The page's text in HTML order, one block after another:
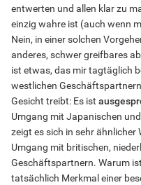
entwerten und allen klar zu
einzig wahre ist (auch wenn
Nein, in einer solchen
anderes, schwer greifbares
ist etwas, das mir tagtäglich
westlichen
Gesicht treibt: Es ist
Umgang mit Japanischen
zeigt es sich in sehr ähnlicher
Umgang mit britischen,
Geschäftspartnern. Warum
tatsächlich Merkmal einer